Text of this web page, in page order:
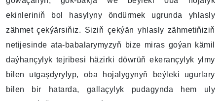
ekinleriniň bol hasylyny öndürmek ugrunda yhlasly
zähmet çekýärsiňiz. Siziň çekýän yhlasly zähmetiňiziň
netijesinde ata-babalarymyzyň bize miras goýan kämil
daýhançylyk tejribesi häzirki döwrüň ekerançylyk ylmy
bilen utgaşdyrylyp, oba hojalygynyň beýleki ugurlary
bilen bir hatarda, gallaçylyk pudagynda hem uly